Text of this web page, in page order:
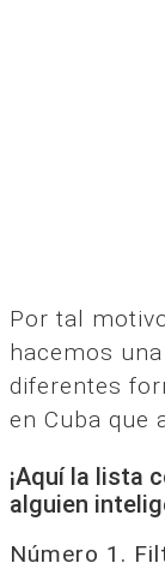
Por tal
hacemos
diferentes
en Cuba que
¡Aquí la lista
alguien
Número 1.